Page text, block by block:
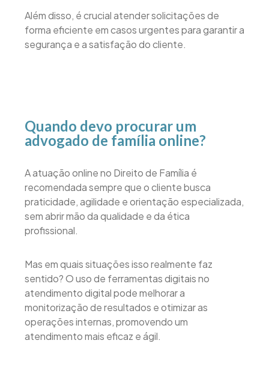
Além disso, é crucial atender solicitações de
forma eficiente em casos urgentes para garantir a
segurança e a satisfação do cliente.
Quando devo procurar um
advogado de família online?
A atuação online no Direito de Família é
recomendada sempre que o cliente busca
praticidade, agilidade e orientação especializada,
sem abrir mão da qualidade e da ética
profissional.
Mas em quais situações isso realmente faz
sentido? O uso de ferramentas digitais no
atendimento digital pode melhorar a
monitorização de resultados e otimizar as
operações internas, promovendo um
atendimento mais eficaz e ágil.